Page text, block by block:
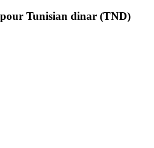
Tunisian dinar (TND)